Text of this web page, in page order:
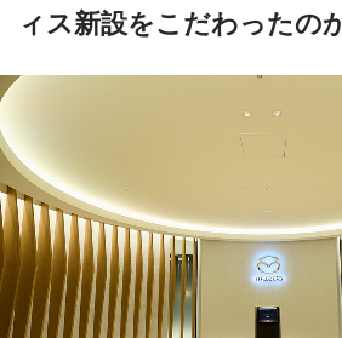
ィス新設をこだわったの